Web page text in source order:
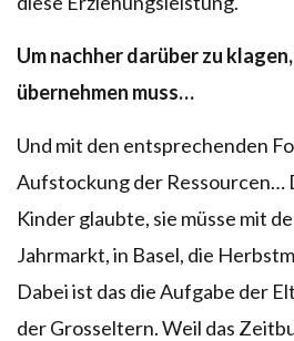
Um nachher darüber zu
übernehmen muss…
Und mit den entsprechenden
Aufstockung der Ressourcen…
Kinder glaubte, sie müsse mit
Jahrmarkt, in Basel, die
Dabei ist das die Aufgabe der
der Grosseltern. Weil das